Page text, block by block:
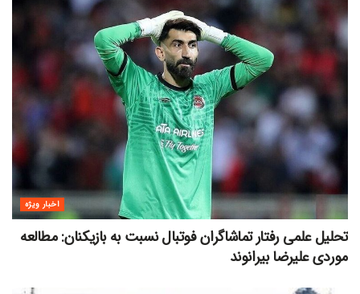
اخبار ویژه
تحلیل علمی رفتار تماشاگران فوتبال نسبت به بازیکنان: مطالعه
موردی علیرضا بیرانوند